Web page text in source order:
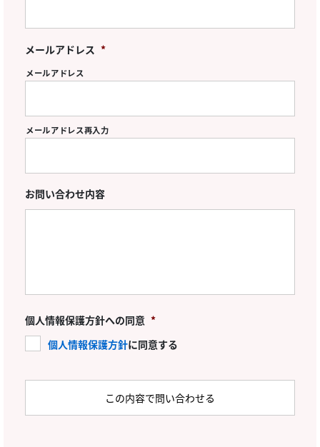
メールアドレス *
メールアドレス
メールアドレス再入力
お問い合わせ内容
個人情報保護方針への同意 *
個人情報保護方針に同意する